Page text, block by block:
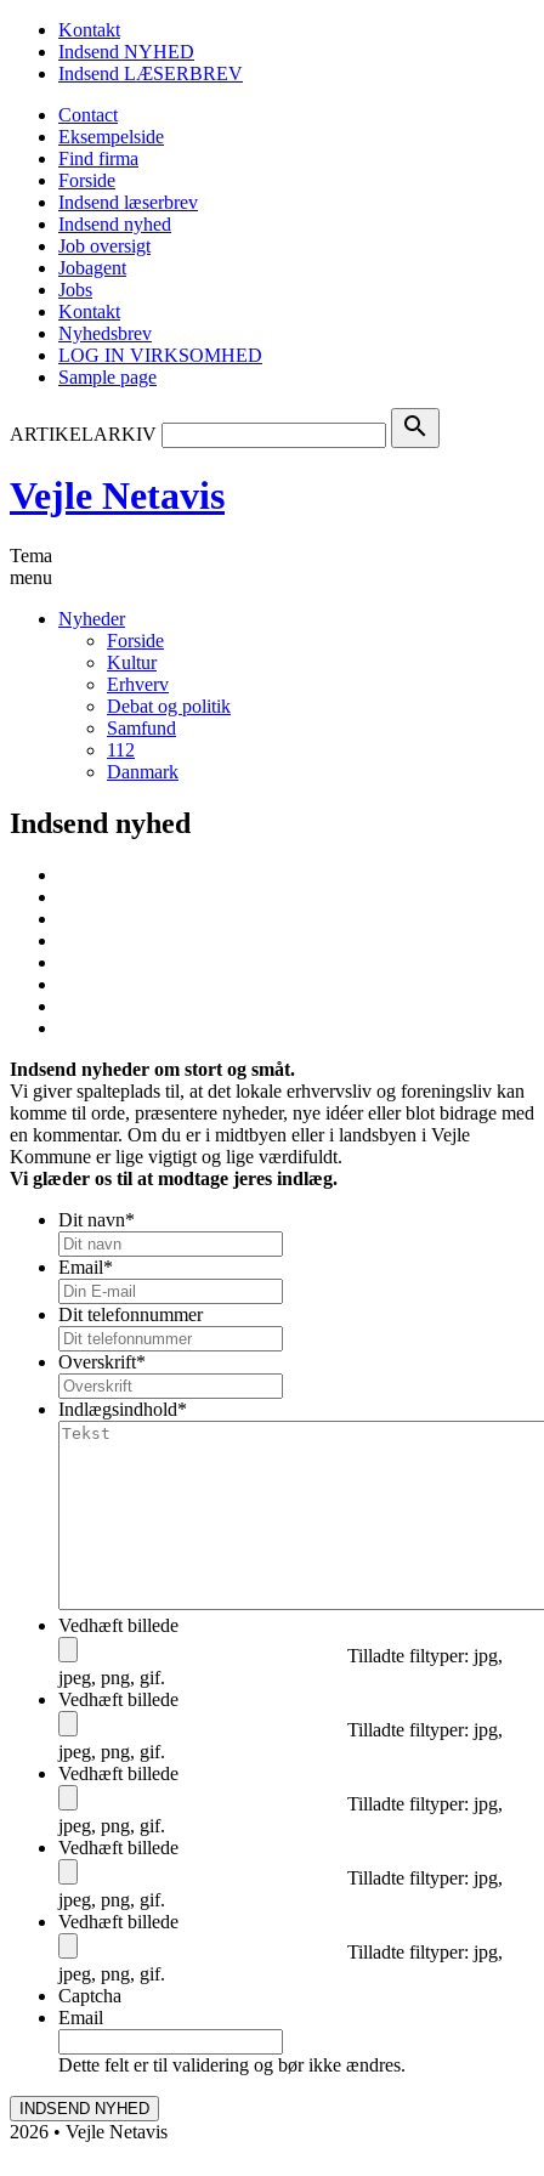
Kontakt
Indsend NYHED
Indsend LÆSERBREV
Contact
Eksempelside
Find firma
Forside
Indsend læserbrev
Indsend nyhed
Job oversigt
Jobagent
Jobs
Kontakt
Nyhedsbrev
LOG IN VIRKSOMHED
Sample page
ARTIKELARKIV search
Vejle Netavis
Tema
menu
Nyheder
Forside
Kultur
Erhverv
Debat og politik
Samfund
112
Danmark
Indsend nyhed
Indsend nyheder om stort og småt.
Vi giver spalteplads til, at det lokale erhvervsliv og foreningsliv kan
komme til orde, præsentere nyheder, nye idéer eller blot bidrage med
en kommentar. Om du er i midtbyen eller i landsbyen i Vejle
Kommune er lige vigtigt og lige værdifuldt.
Vi glæder os til at modtage jeres indlæg.
Dit navn*
Email*
Dit telefonnummer
Overskrift*
Indlægsindhold*
Vedhæft billede
Tilladte filtyper: jpg,
jpeg, png, gif.
Vedhæft billede
Tilladte filtyper: jpg,
jpeg, png, gif.
Vedhæft billede
Tilladte filtyper: jpg,
jpeg, png, gif.
Vedhæft billede
Tilladte filtyper: jpg,
jpeg, png, gif.
Vedhæft billede
Tilladte filtyper: jpg,
jpeg, png, gif.
Captcha
Email
Dette felt er til validering og bør ikke ændres.
2026 • Vejle Netavis